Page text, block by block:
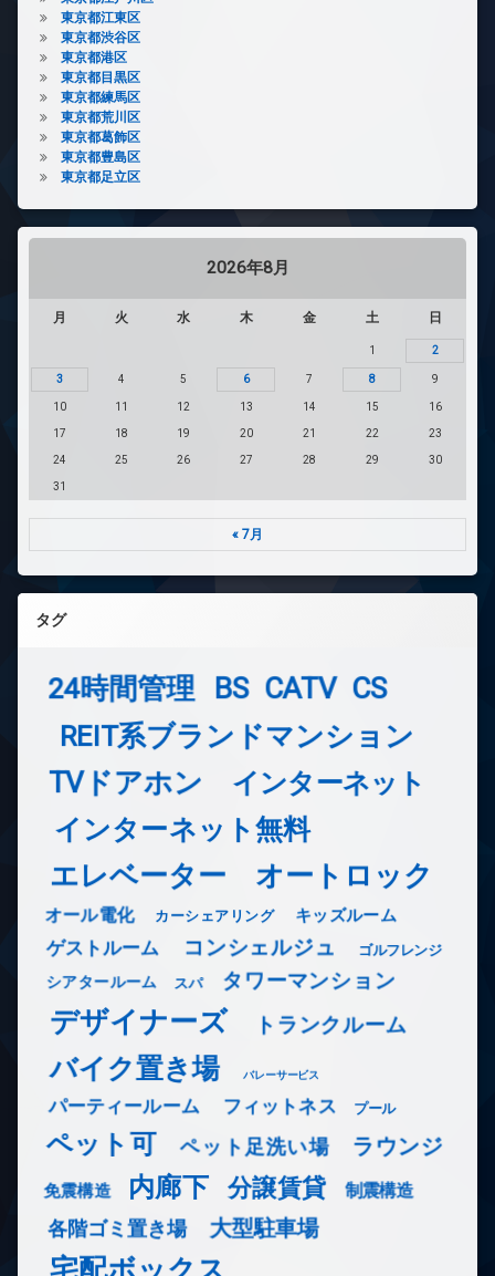
東京都江東区
東京都渋谷区
東京都港区
東京都目黒区
東京都練馬区
東京都荒川区
東京都葛飾区
東京都豊島区
東京都足立区
2026年8月
月 火 水 木 金 土 日
1 2
3 4 5 6 7 8 9
10 11 12 13 14 15 16
17 18 19 20 21 22 23
24 25 26 27 28 29 30
31
« 7月
タグ
24時間管理 BS CATV CS
REIT系ブランドマンション
TVドアホン インターネット
インターネット無料
エレベーター オートロック
オール電化 カーシェアリング キッズルーム
ゲストルーム コンシェルジュ ゴルフレンジ
シアタールーム スパ タワーマンション
デザイナーズ トランクルーム
バイク置き場 バレーサービス
パーティールーム フィットネス プール
ペット可 ペット足洗い場 ラウンジ
免震構造 内廊下 分譲賃貸 制震構造
各階ゴミ置き場 大型駐車場